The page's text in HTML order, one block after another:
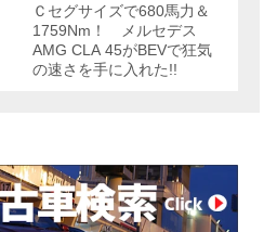
Ｃセグサイズで680馬力＆
1759Nm！ メルセデス
AMG CLA 45がBEVで狂気
の速さを手に入れた!!